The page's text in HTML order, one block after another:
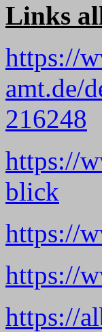
Links
https://
amt.de/
216248
https://
blick
https://
https://
https://